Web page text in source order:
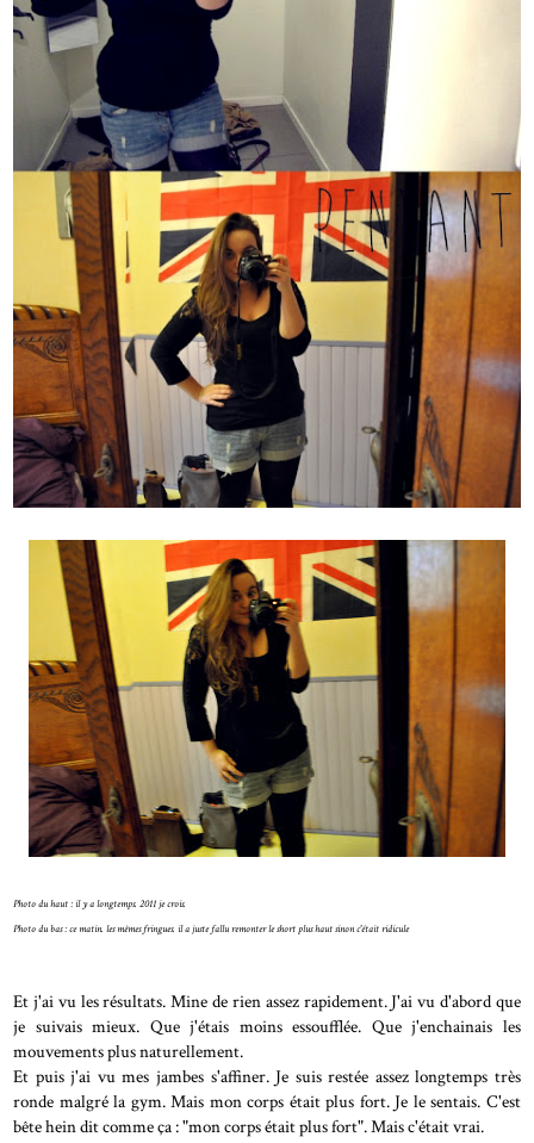
Photo du haut : il y a longtemps. 2011 je crois.
Photo du bas : ce matin. les mêmes fringues. il a juste fallu remonter le short plus haut sinon c'était ridicule
Et j'ai vu les résultats. Mine de rien assez rapidement. J'ai vu d'abord que
je suivais mieux. Que j'étais moins essoufflée. Que j'enchainais les
mouvements plus naturellement.
Et puis j'ai vu mes jambes s'affiner. Je suis restée assez longtemps très
ronde malgré la gym. Mais mon corps était plus fort. Je le sentais. C'est
bête hein dit comme ça : "mon corps était plus fort". Mais c'était vrai.